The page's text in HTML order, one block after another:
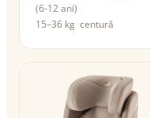
(6-12 ani)
15–36 kg centură